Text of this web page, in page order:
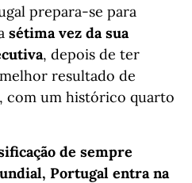
prepara-se para
sétima vez da sua
, depois de ter
resultado de
com um histórico quarto
de sempre
Portugal entra na